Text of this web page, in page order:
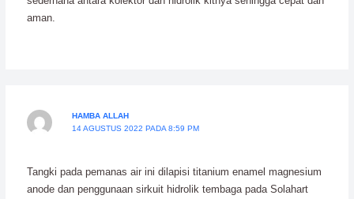
aman.
HAMBA ALLAH
14 AGUSTUS 2022 PADA 8:59 PM
Tangki pada pemanas air ini dilapisi titanium enamel magnesium
anode dan penggunaan sirkuit hidrolik tembaga pada Solahart